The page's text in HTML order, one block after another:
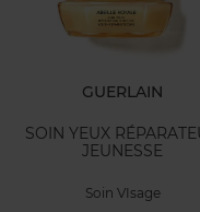
GUERLAIN
SOIN YEUX
JEUNESSE
Soin VIsage